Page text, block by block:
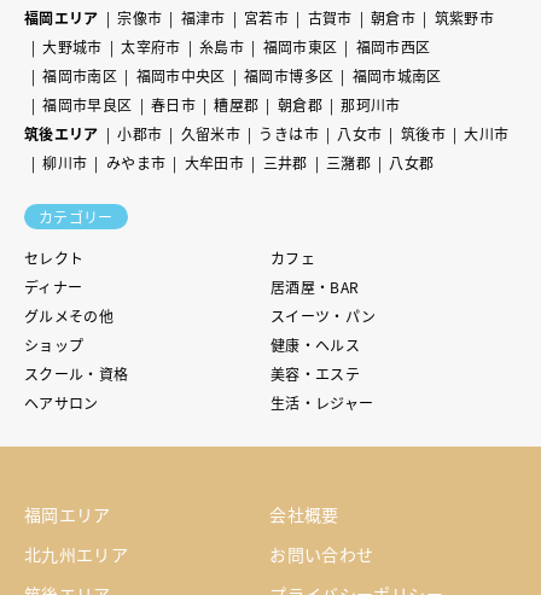
福岡エリア
宗像市 福津市 宮若市 古賀市 朝倉市
筑紫野市
大野城市
太宰府市 糸島市 福岡市東区
福岡市西区
福岡市南区
福岡市中央区 福岡市博多区
福岡市城南区
福岡市早良区
春日市 糟屋郡 朝倉郡
那珂川市
筑後エリア
小郡市 久留米市 うきは市 八女市 筑後市
大川市
柳川市
みやま市 大牟田市 三井郡 三潴郡 八女郡
カテゴリー
セレクト
カフェ
ディナー
居酒屋・BAR
グルメその他
スイーツ・パン
ショップ
健康・ヘルス
スクール・資格
美容・エステ
ヘアサロン
生活・レジャー
福岡エリア
北九州エリア
会社概要
お問い合わせ